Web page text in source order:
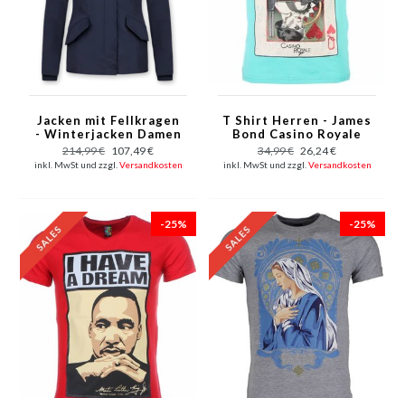
Jacken mit Fellkragen
- Winterjacken Damen
Kurze - Große
Pelzkragen - Wooly -
Blau
214,99 € 107,49 €
inkl. MwSt und zzgl. Versandkosten
T Shirt Herren - James
Bond Casino Royale
Print - Grun
34,99 € 26,24 €
inkl. MwSt und zzgl. Versandkosten
-25% -25%